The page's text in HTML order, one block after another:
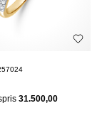
31.500,00